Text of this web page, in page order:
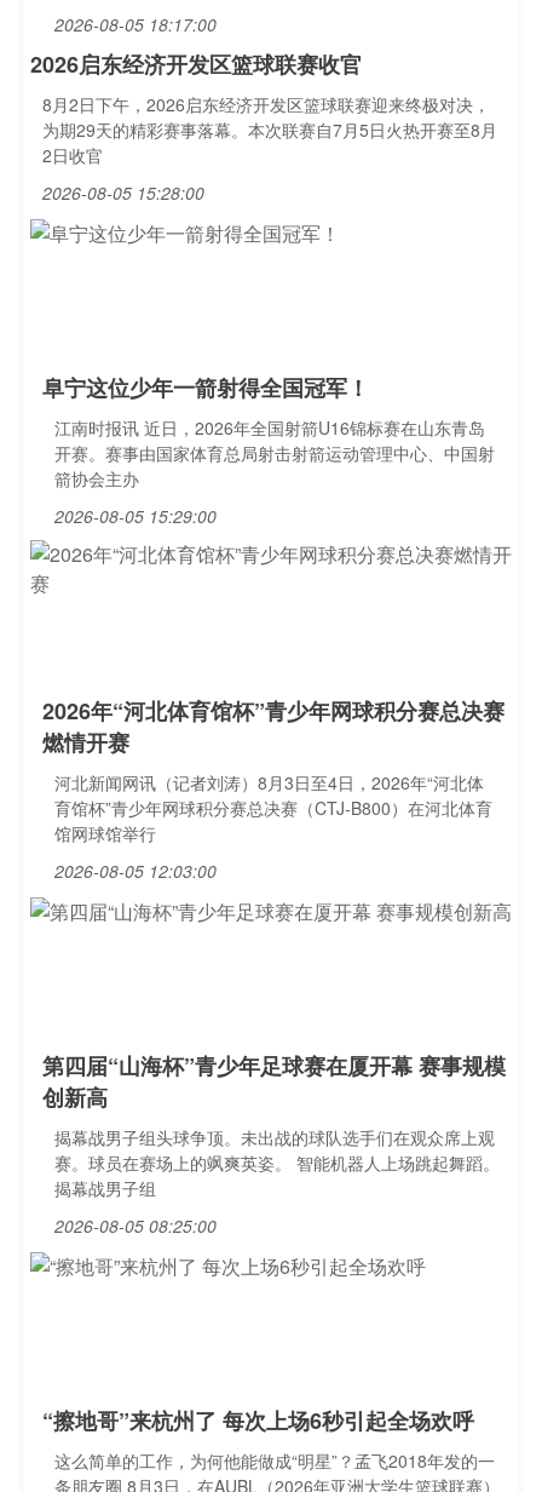
2026-08-05 18:17:00
2026启东经济开发区篮球联赛收官
8月2日下午，2026启东经济开发区篮球联赛迎来终极对决，
为期29天的精彩赛事落幕。本次联赛自7月5日火热开赛至8月
2日收官
2026-08-05 15:28:00
阜宁这位少年一箭射得全国冠军！
江南时报讯 近日，2026年全国射箭U16锦标赛在山东青岛
开赛。赛事由国家体育总局射击射箭运动管理中心、中国射
箭协会主办
2026-08-05 15:29:00
2026年“河北体育馆杯”青少年网球积分赛总决赛
燃情开赛
河北新闻网讯（记者刘涛）8月3日至4日，2026年“河北体
育馆杯”青少年网球积分赛总决赛（CTJ-B800）在河北体育
馆网球馆举行
2026-08-05 12:03:00
第四届“山海杯”青少年足球赛在厦开幕 赛事规模
创新高
揭幕战男子组头球争顶。未出战的球队选手们在观众席上观
赛。球员在赛场上的飒爽英姿。 智能机器人上场跳起舞蹈。
揭幕战男子组
2026-08-05 08:25:00
“擦地哥”来杭州了 每次上场6秒引起全场欢呼
这么简单的工作，为何他能做成“明星”？孟飞2018年发的一
条朋友圈 8月3日，在AUBL（2026年亚洲大学生篮球联赛）